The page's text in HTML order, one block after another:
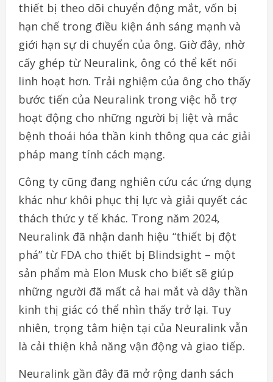
thiết bị theo dõi chuyển động mắt, vốn bị
hạn chế trong điều kiện ánh sáng mạnh và
giới hạn sự di chuyển của ông. Giờ đây, nhờ
cấy ghép từ Neuralink, ông có thể kết nối
linh hoạt hơn. Trải nghiệm của ông cho thấy
bước tiến của Neuralink trong việc hỗ trợ
hoạt động cho những người bị liệt và mắc
bệnh thoái hóa thần kinh thông qua các giải
pháp mang tính cách mạng.
Công ty cũng đang nghiên cứu các ứng dụng
khác như khôi phục thị lực và giải quyết các
thách thức y tế khác. Trong năm 2024,
Neuralink đã nhận danh hiệu “thiết bị đột
phá” từ FDA cho thiết bị Blindsight – một
sản phẩm mà Elon Musk cho biết sẽ giúp
những người đã mất cả hai mắt và dây thần
kinh thị giác có thể nhìn thấy trở lại. Tuy
nhiên, trọng tâm hiện tại của Neuralink vẫn
là cải thiện khả năng vận động và giao tiếp.
Neuralink gần đây đã mở rộng danh sách